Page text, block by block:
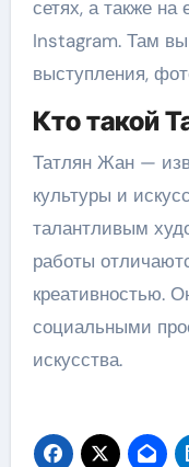
сетях, а также
Instagram. Там
выступления,
Кто такой
Татлян Жан —
культуры и
талантливым
работы
креативностью.
социальными
искусства.